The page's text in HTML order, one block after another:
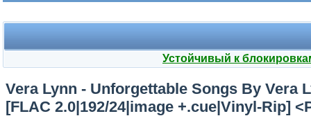
Устойчивый к
Vera Lynn - Unforgettable Songs By Vera
[FLAC 2.0|192/24|image +.cue|Vinyl-Rip]